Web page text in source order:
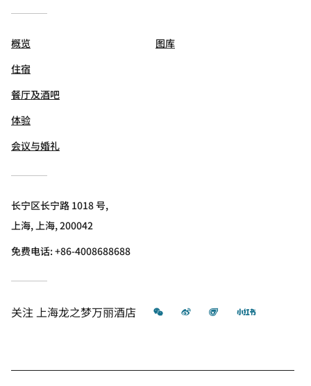
概览
住宿
餐厅及酒吧
体验
会议与婚礼
图库
长宁区长宁路 1018 号,
上海, 上海, 200042
免费电话:+86-4008688688
关注上海龙之梦万丽酒店 微信 微博 飞猪 小红书